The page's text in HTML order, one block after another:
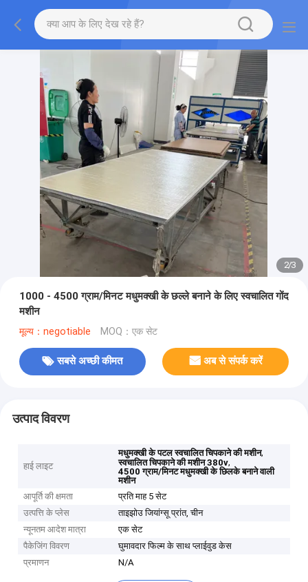
2/3
1000 - 4500 ग्राम/मिनट मधुमक्खी के छल्ले बनाने के लिए स्वचालित गोंद
मशीन
मूल्य：negotiable MOQ：एक सेट
सबसे अच्छी कीमत अब से संपर्क करें
उत्पाद विवरण
हाई लाइट
मधुमक्खी के पटल स्वचालित चिपकाने की मशीन,
स्वचालित चिपकाने की मशीन 380v,
4500 ग्राम/मिनट मधुमक्खी के छिलके बनाने वाली
मशीन
आपूर्ति की क्षमता
प्रति माह 5 सेट
उत्पत्ति के प्लेस
ताइझोउ जियांग्सू प्रांत, चीन
न्यूनतम आदेश मात्रा
एक सेट
पैकेजिंग विवरण
घुमावदार फिल्म के साथ प्लाईवुड केस
प्रमाणन
N/A